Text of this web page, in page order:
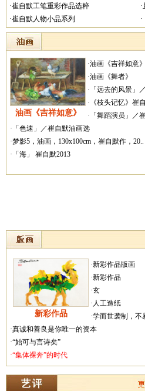
·崔自默工笔重彩作品选粹
·崔自默人物小品系列
油画《吉祥如意》
·油画《吉祥如意》
·油画《舞者》
·「远去的风景」
·《枝头记忆》崔
·「舞蹈演员」／
·「色速」／崔自默油画选
·梦影5，油画，130x100cm，崔自默作，20..
·「海」 崔自默2013
新彩作品
·新彩作品版画
·新彩作品
·玄
·人工造纸
·学而世袭制，不
·真诚和善良是你唯一的资本
·“始可与言诗矣”
·“集体裸奔”的时代